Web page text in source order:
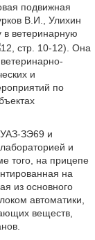
подвижная
В.И., Улихин
в ветеринарную
12, стр. 10-12). Она
и
по
ЗЭ69 и
и
того, на прицепе
на
из основного
автоматики,
веществ,